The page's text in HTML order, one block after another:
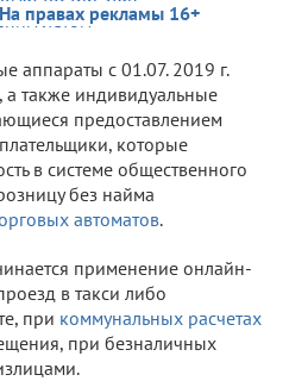
На правах рекламы 16+
аппараты с 01.07. 2019 г.
также индивидуальные
предоставлением
которые
в системе общественного
без найма
автоматов.
применение онлайн-
в такси либо
при коммунальных расчетах
при безналичных